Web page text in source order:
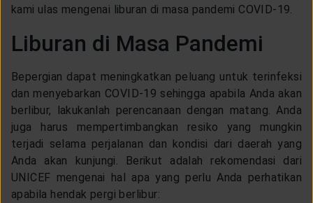
kami ulas mengenai liburan di masa pandemi COVID-19.
Liburan di Masa Pandemi
Bepergian dapat meningkatkan peluang untuk terinfeksi
dan menyebarkan COVID-19 sehingga apabila Anda akan
berlibur, lakukanlah perencanaan dengan matang. Anda
juga harus mempertimbangkan resiko yang mungkin
terjadi selama perjalanan dan kondisi dari daerah yang
Anda akan kunjungi. Berikut adalah rekomendasi dari
UNICEF mengenai hal apa yang perlu Anda perhatikan
apabila hendak pergi berlibur:
OUR SOLUTION
ARTICLE & NEWS
ABOUT GENERALI